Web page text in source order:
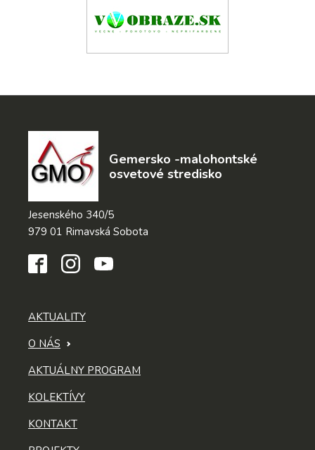
Gemersko -malohontské
osvetové stredisko
Jesenského 340/5
979 01 Rimavská Sobota
AKTUALITY
O NÁS
AKTUÁLNY PROGRAM
KOLEKTÍVY
KONTAKT